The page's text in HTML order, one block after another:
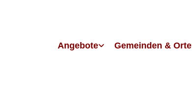
Angebote Gemeinden & Orte